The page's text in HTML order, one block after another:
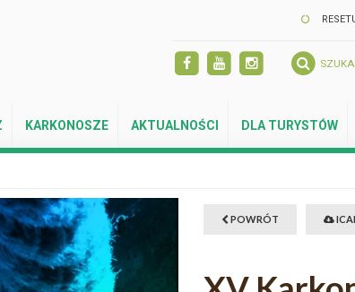
KARKONOSZE AKTUALNOŚCI DLA TURYSTÓW
POWRÓT